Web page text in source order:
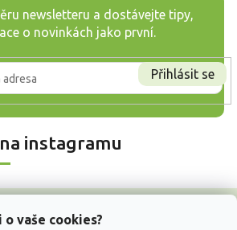
o vaše cookies?
newsletteru a dostávejte tipy,
o novinkách jako první.
Přihlásit se
instagramu